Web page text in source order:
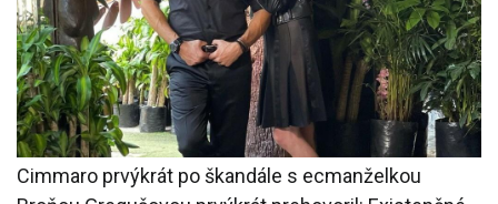
Cimmaro prvýkrát po škandále s ecmanželkou